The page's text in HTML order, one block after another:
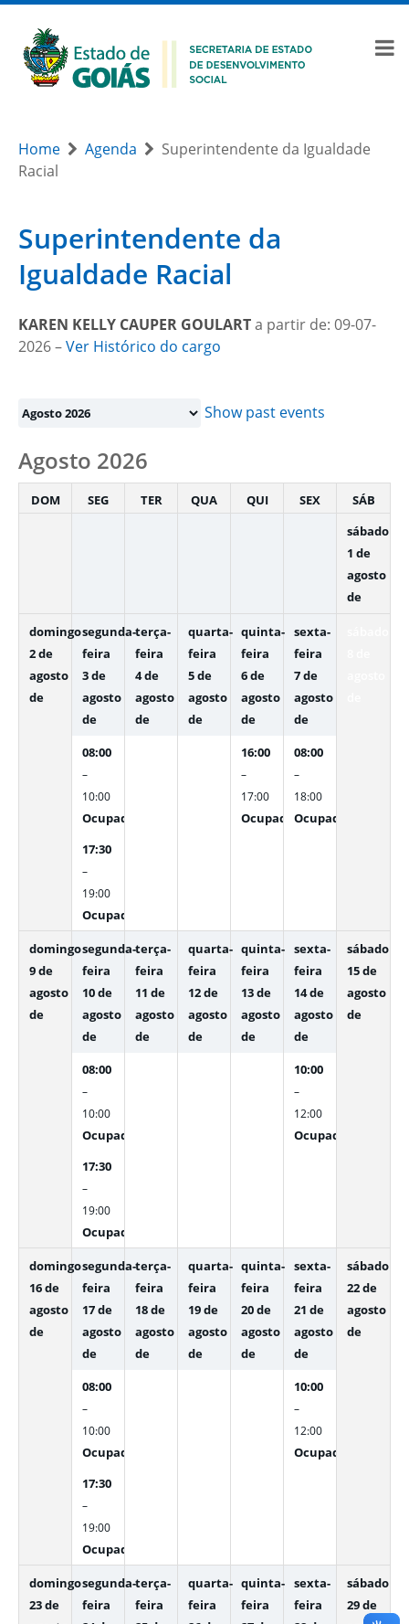
Home Agenda
Superintendente da Igualdade
Racial
Superintendente da
Igualdade Racial
KAREN KELLY CAUPER GOULARTa partir de: 09-07-
2026 –Ver Histórico do cargo
selection
Show past events
Agosto 2026
DOM SEG TER QUA QUI SEX
SÁB
sábado
1 de
agosto
de
domingo
2 de
agosto
de
segunda-
feira
3 de
agosto
de
08:00
–
10:00
Ocupado
17:30
–
19:00
Ocupado
terça-
feira
4 de
agosto
de
quarta-
feira
5 de
agosto
de
quinta-
feira
6 de
agosto
de
16:00
–
17:00
Ocupado
sexta-
feira
7 de
agosto
de
08:00
–
18:00
Ocupado
domingo
9 de
agosto
de
segunda-
feira
10 de
agosto
de
08:00
–
10:00
Ocupado
17:30
–
19:00
Ocupado
terça-
feira
11 de
agosto
de
quarta-
feira
12 de
agosto
de
quinta-
feira
13 de
agosto
de
sexta-
feira
14 de
agosto
de
10:00
–
12:00
Ocupado
sábado
15 de
agosto
de
domingo
16 de
agosto
de
segunda-
feira
17 de
agosto
de
08:00
–
10:00
Ocupado
17:30
–
19:00
Ocupado
terça-
feira
18 de
agosto
de
quarta-
feira
19 de
agosto
de
quinta-
feira
20 de
agosto
de
sexta-
feira
21 de
agosto
de
10:00
–
12:00
Ocupado
sábado
22 de
agosto
de
domingo
23 de
segunda-
feira
terça-
feira
quarta-
feira
quinta-
feira
sexta-
feira
sábado
29 de